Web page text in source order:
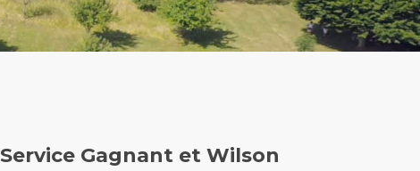
Service Gagnant etWilson